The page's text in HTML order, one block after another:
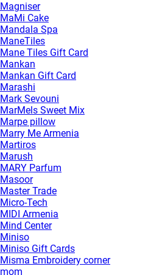
Magniser
MaMi Cake
Mandala Spa
ManeTiles
Mane Tiles Gift Card
Mankan
Mankan Gift Card
Marashi
Mark Sevouni
MarMels Sweet Mix
Marpe pillow
Marry Me Armenia
Martiros
Marush
MARY Parfum
Masoor
Master Trade
Micro-Tech
MIDI Armenia
Mind Center
Miniso
Miniso Gift Cards
Misma Embroidery corner
mom